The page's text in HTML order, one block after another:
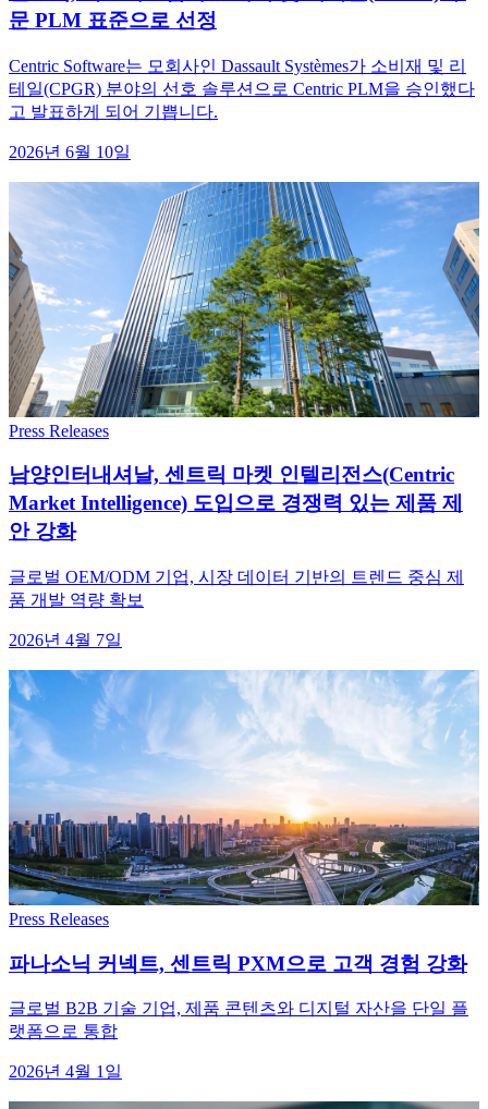
문 PLM 표준으로 선정
Centric Software는 모회사인 Dassault Systèmes가 소비재 및 리
테일(CPGR) 분야의 선호 솔루션으로 Centric PLM을 승인했다
고 발표하게 되어 기쁩니다.
2026년 6월 10일
Press Releases
남양인터내셔날, 센트릭 마켓 인텔리전스(Centric
Market Intelligence) 도입으로 경쟁력 있는 제품 제
안 강화
글로벌 OEM/ODM 기업, 시장 데이터 기반의 트렌드 중심 제
품 개발 역량 확보
2026년 4월 7일
Press Releases
파나소닉 커넥트, 센트릭 PXM으로 고객 경험 강화
글로벌 B2B 기술 기업, 제품 콘텐츠와 디지털 자산을 단일 플
랫폼으로 통합
2026년 4월 1일